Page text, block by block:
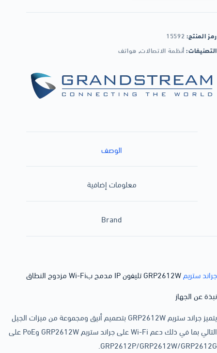
رمز المنتج: 15592
التصنيفات:أنظمة الاتصالات, هواتف
الوصف
معلومات إضافية
Brand
جراند ستريم
نبذة عن الجهاز
يتميز جراند ستريم GRP2612W بتصميم أنيق ومجموعة من ميزات الجيل
التالي بما في ذلك دعم Wi-Fi على جراند ستريم GRP2612W وPoE على
GRP2612P/GRP2612W/GRP2612G.